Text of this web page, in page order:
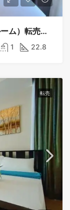
Avida Towers Riala – Studio（ワンルーム）転売物件
1 22.8
転売